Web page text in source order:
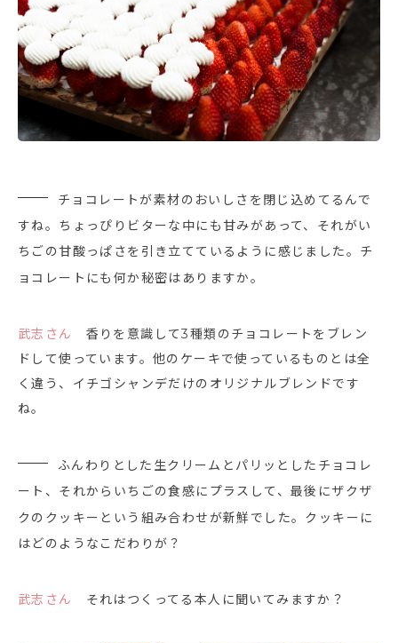
チョコレートが素材のおいしさを閉じ込めてるんで
すね。ちょっぴりビターな中にも甘みがあって、それがい
ちごの甘酸っぱさを引き立てているように感じました。チ
ョコレートにも何か秘密はありますか。
武志さん
香りを意識して3種類のチョコレートをブレン
ドして使っています。他のケーキで使っているものとは全
く違う、イチゴシャンデだけのオリジナルブレンドです
ね。
ふんわりとした生クリームとパリッとしたチョコレ
ート、それからいちごの食感にプラスして、最後にザクザ
クのクッキーという組み合わせが新鮮でした。クッキーに
はどのようなこだわりが？
武志さん それはつくってる本人に聞いてみますか？